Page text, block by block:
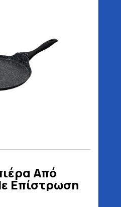
Από
Επίστρωση
cm